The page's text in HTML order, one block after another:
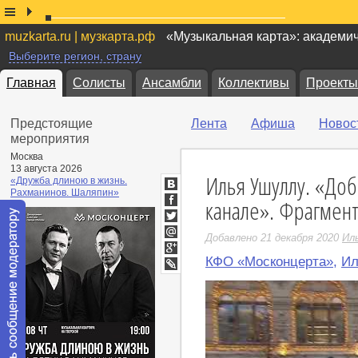
muzkarta.ru | музкарта.рф «Музыкальная карта»:
Выберите регион, страну
Главная Солисты Ансамбли Коллективы Проекты
Предстоящие
мероприятия
Москва
13 августа 2026
«Дружба длиною в жизнь.
Рахманинов. Шаляпин»
Лента Афиша
Илья Ушуллу.
канале».
Добавлено 21 декабря 2020
КФО «Москонцерта»,
ВКонтакте
Facebook
Twitter
Мой
Мир
Google+
LiveJournal